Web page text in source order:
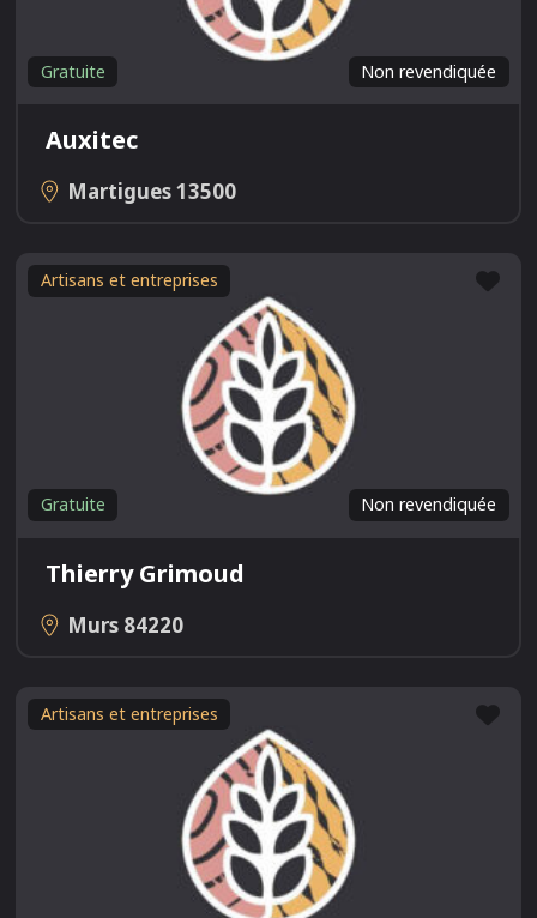
Non revendiquée
Gratuite
Auxitec
Martigues13500
Artisans et entreprises
Non revendiquée
Gratuite
Thierry Grimoud
Murs 84220
Artisans et entreprises